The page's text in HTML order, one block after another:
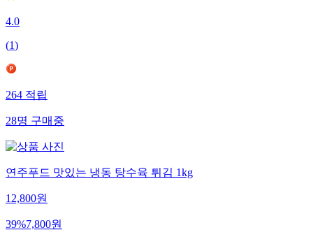
4.0
(1)
264 적립
28명 구매중
연주푸드 맛있는 냉동 탕수육 튀김 1kg
12,800원
39%7,800원